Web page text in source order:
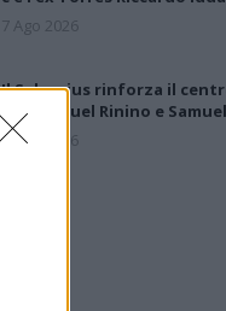
7 Ago 2026
Il Selargius rinforza il
con Manuel Rinino e
6 Ago 2026